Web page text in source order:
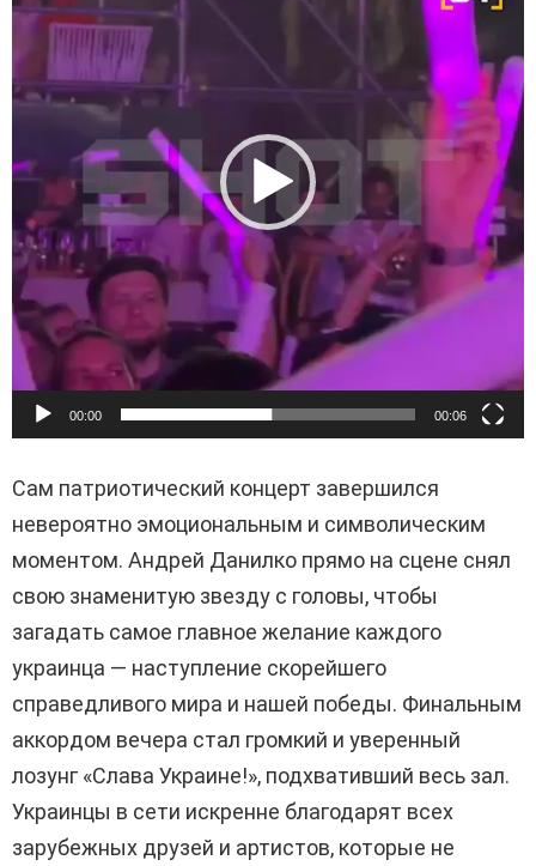
д
е
о
л
е
р
00:00 00:06
Сам патриотический концерт завершился
невероятно эмоциональным и символическим
моментом. Андрей Данилко прямо на сцене снял
свою знаменитую звезду с головы, чтобы
загадать самое главное желание каждого
украинца — наступление скорейшего
справедливого мира и нашей победы. Финальным
аккордом вечера стал громкий и уверенный
лозунг «Слава Украине!», подхвативший весь зал.
Украинцы в сети искренне благодарят всех
зарубежных друзей и артистов, которые не